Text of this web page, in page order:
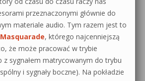
przeznaczonymi głównie do
materiale audio. Tym razem jest to
Masquarade, którego najcenniejszą
że może pracować w trybie
z sygnałem matrycowanym do trybu
i sygnały boczne). Na pokładzie